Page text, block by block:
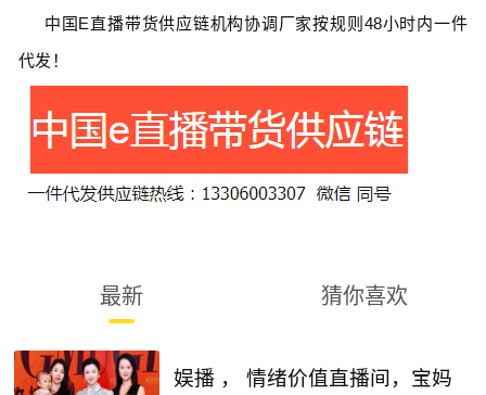
中国E直播带货供应链机构协调厂家按规则 48小时内一件
代发！
最新 猜你喜欢
娱播 ， 情绪价值直播间，宝妈